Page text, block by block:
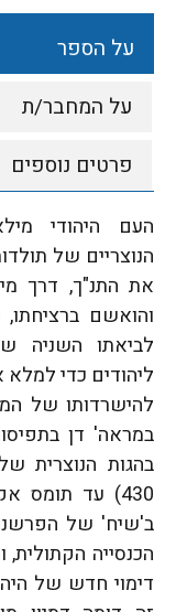
על הספר
על המחבר/ת
פרטים נוספים
העם היהודי
הנוצריים של
את התנ"ך, דרך
והואשם
לביאתו השניה
ליהודים כדי
להישרדותו של
במראה' דן
ב'שיח' של
הכנסייה הקתולית,
דימוי חדש של